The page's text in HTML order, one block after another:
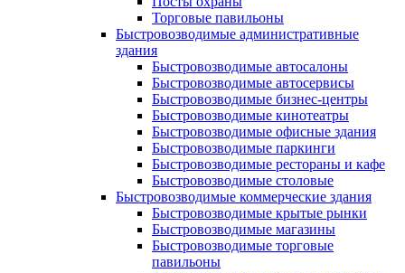
Торговые павильоны
Быстровозводимые административные
здания
Быстровозводимые автосалоны
Быстровозводимые автосервисы
Быстровозводимые бизнес-центры
Быстровозводимые кинотеатры
Быстровозводимые офисные здания
Быстровозводимые паркинги
Быстровозводимые рестораны и кафе
Быстровозводимые столовые
Быстровозводимые коммерческие здания
Быстровозводимые крытые рынки
Быстровозводимые магазины
Быстровозводимые торговые
павильоны